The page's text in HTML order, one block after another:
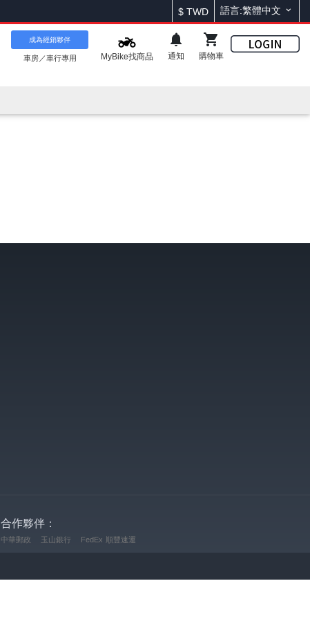
$ TWD 語言:繁體中文
成為經銷夥伴
車房／車行專用 MyBike找商品 通知 購物車
合作夥伴：
中華郵政 玉山銀行 FedEx 順豐速運